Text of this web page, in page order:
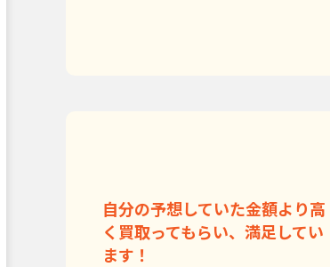
自分の予想していた金額より高
く買取ってもらい、満足してい
ます！